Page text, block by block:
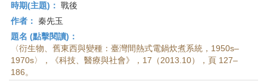
時期(主題)： 戰後
作者： 秦先玉
題名 (點擊閱讀)：
〈衍生物、舊東西與變種：臺灣間熱式電鍋炊煮系統，1950s–
1970s〉，《科技、醫療與社會》，17（2013.10），頁 127–
186。